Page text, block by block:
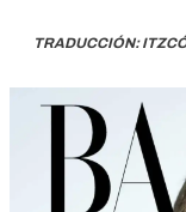
TRADUCCIÓN: